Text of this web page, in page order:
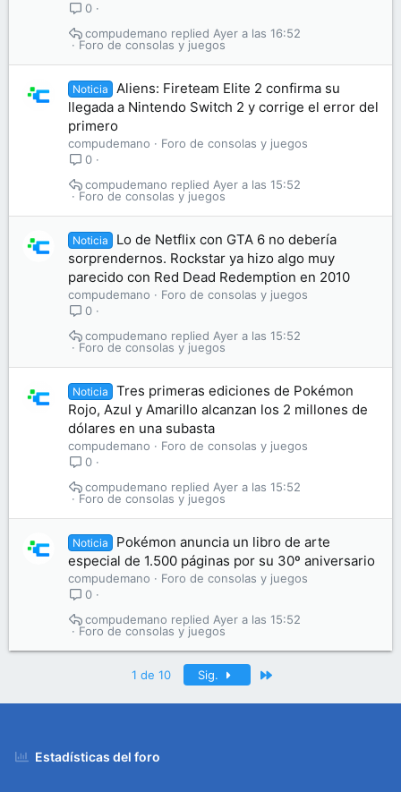
0
Foro de consolas y juegos
Ayer a las 16:52
compudemano
Noticia
Aliens: Fireteam Elite 2 confirma su
llegada a Nintendo Switch 2 y corrige el error del
primero
compudemano
Foro de consolas y juegos
0
Foro de consolas y juegos
Ayer a las 15:52
compudemano
Noticia
Lo de Netflix con GTA 6 no debería
sorprendernos. Rockstar ya hizo algo muy
parecido con Red Dead Redemption en 2010
compudemano
Foro de consolas y juegos
0
Foro de consolas y juegos
Ayer a las 15:52
compudemano
Noticia
Tres primeras ediciones de Pokémon
Rojo, Azul y Amarillo alcanzan los 2 millones de
dólares en una subasta
compudemano
Foro de consolas y juegos
0
Foro de consolas y juegos
Ayer a las 15:52
compudemano
Noticia
Pokémon anuncia un libro de arte
especial de 1.500 páginas por su 30º aniversario
compudemano
Foro de consolas y juegos
0
Foro de consolas y juegos
Ayer a las 15:52
compudemano
1 de 10 Sig.
Estadísticas del foro